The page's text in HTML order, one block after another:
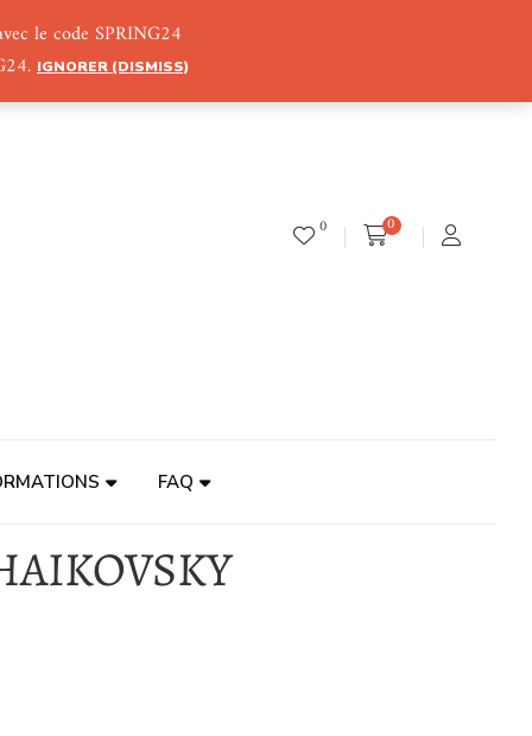
le code SPRING24
IGNORER (DISMISS)
0 0
FAQ